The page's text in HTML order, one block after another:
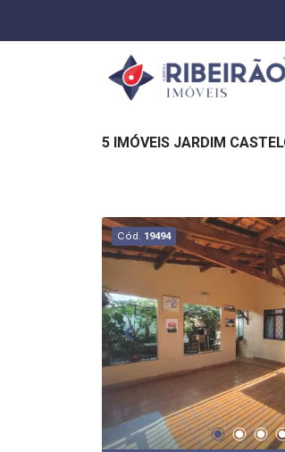
5 IMÓVEIS JARDIM
Cód. 19494